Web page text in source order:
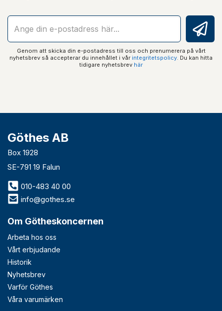
Genom att skicka din e-postadress till oss och prenumerera på vårt
nyhetsbrev så accepterar du innehållet i vår integritetspolicy. Du kan hitta
tidigare nyhetsbrev här
Göthes AB
Box 1928
SE-791 19 Falun
010-483 40 00
info@gothes.se
Om Götheskoncernen
Arbeta hos oss
Vårt erbjudande
Historik
Nyhetsbrev
Varför Göthes
Våra varumärken